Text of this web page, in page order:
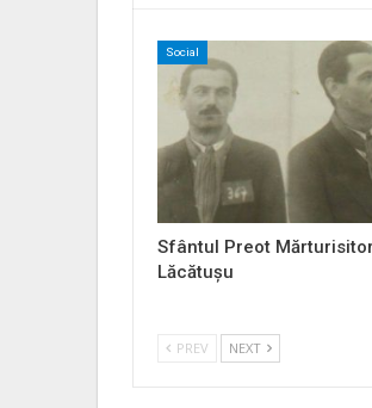
Social
Sfântul Preot
Lăcătușu
PREV NEXT